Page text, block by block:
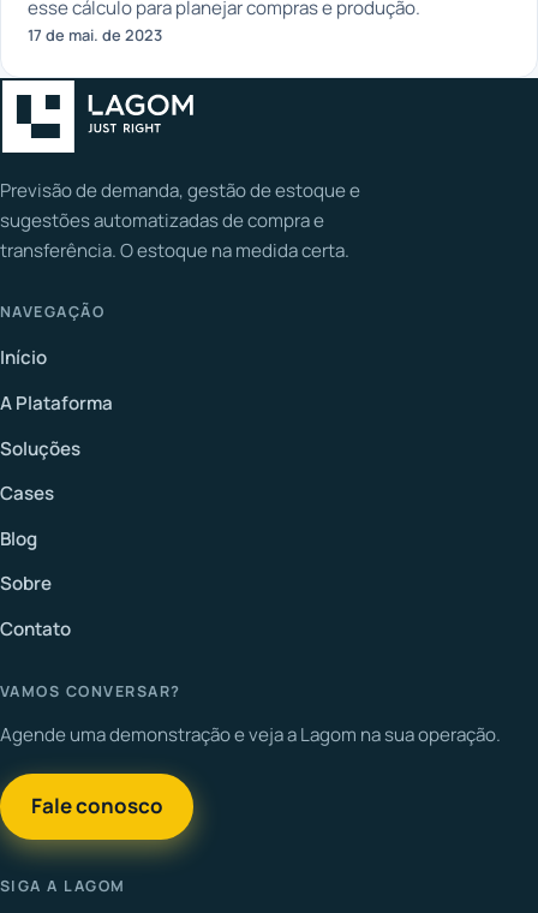
esse cálculo para planejar compras e produção.
17 de mai. de 2023
Previsão de demanda, gestão de estoque e
sugestões automatizadas de compra e
transferência. O estoque na medida certa.
NAVEGAÇÃO
Início
A Plataforma
Soluções
Cases
Blog
Sobre
Contato
VAMOS CONVERSAR?
Agende uma demonstração e veja a Lagom na sua operação.
Fale conosco
SIGA A LAGOM